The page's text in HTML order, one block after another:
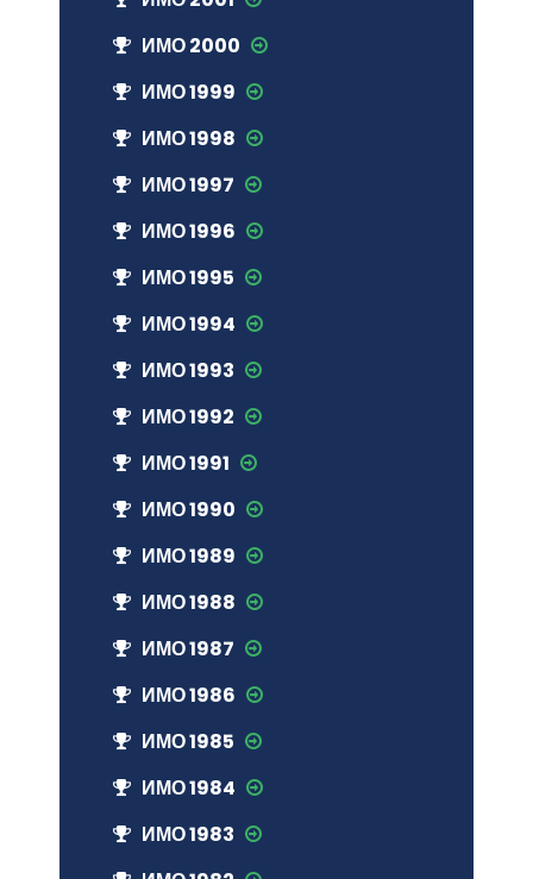
ИМО 2000
ИМО 1999
ИМО 1998
ИМО 1997
ИМО 1996
ИМО 1995
ИМО 1994
ИМО 1993
ИМО 1992
ИМО 1991
ИМО 1990
ИМО 1989
ИМО 1988
ИМО 1987
ИМО 1986
ИМО 1985
ИМО 1984
ИМО 1983